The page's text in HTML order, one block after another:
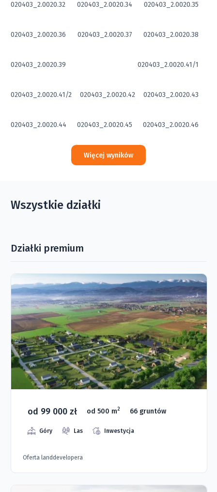
020403_2.0020.32 020403_2.0020.34 020403_2.0020.35
020403_2.0020.36 020403_2.0020.37 020403_2.0020.38
020403_2.0020.39 020403_2.0020.41/1
020403_2.0020.41/2 020403_2.0020.42 020403_2.0020.43
020403_2.0020.44 020403_2.0020.45 020403_2.0020.46
Więcej wyników
Wszystkie działki
Działki premium
od 99 000 zł od 500 m2 66 gruntów
Góry Las Inwestycja
Oferta landdevelopera